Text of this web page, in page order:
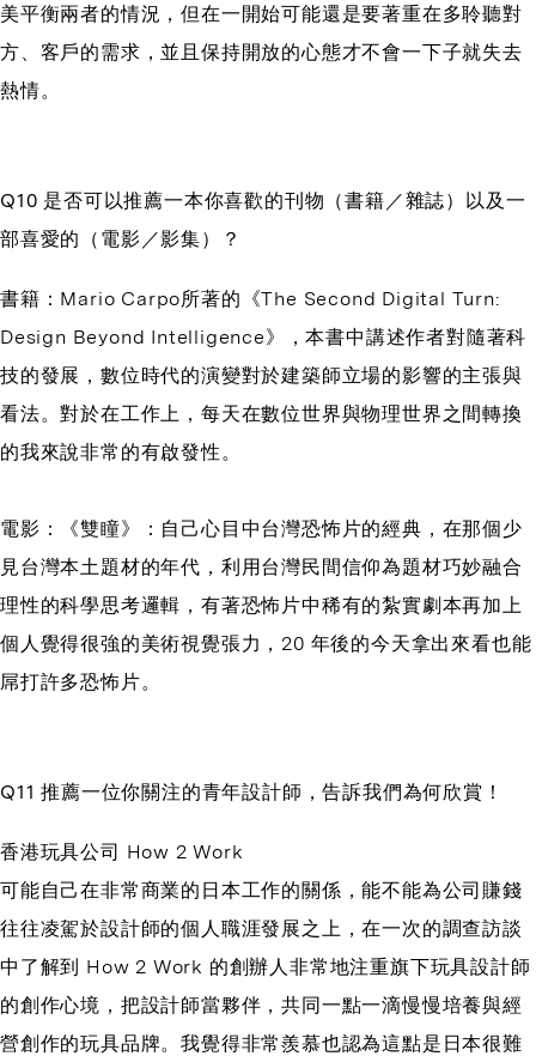
美平衡兩者的情況，但在一開始可能還是要著重在多聆聽對
方、客戶的需求，並且保持開放的心態才不會一下子就失去
熱情。
Q10 是否可以推薦一本你喜歡的刊物（書籍／雜誌）以及一
部喜愛的（電影／影集）？
書籍：Mario Carpo所著的《The Second Digital Turn:
Design Beyond Intelligence》，本書中講述作者對隨著科
技的發展，數位時代的演變對於建築師立場的影響的主張與
看法。對於在工作上，每天在數位世界與物理世界之間轉換
的我來說非常的有啟發性。
電影：《雙瞳》：自己心目中台灣恐怖片的經典，在那個少
見台灣本土題材的年代，利用台灣民間信仰為題材巧妙融合
理性的科學思考邏輯，有著恐怖片中稀有的紮實劇本再加上
個人覺得很強的美術視覺張力，20 年後的今天拿出來看也能
屌打許多恐怖片。
Q11 推薦一位你關注的青年設計師，告訴我們為何欣賞！
香港玩具公司 How 2 Work
可能自己在非常商業的日本工作的關係，能不能為公司賺錢
往往凌駕於設計師的個人職涯發展之上，在一次的調查訪談
中了解到 How 2 Work 的創辦人非常地注重旗下玩具設計師
的創作心境，把設計師當夥伴，共同一點一滴慢慢培養與經
營創作的玩具品牌。我覺得非常羨慕也認為這點是日本很難